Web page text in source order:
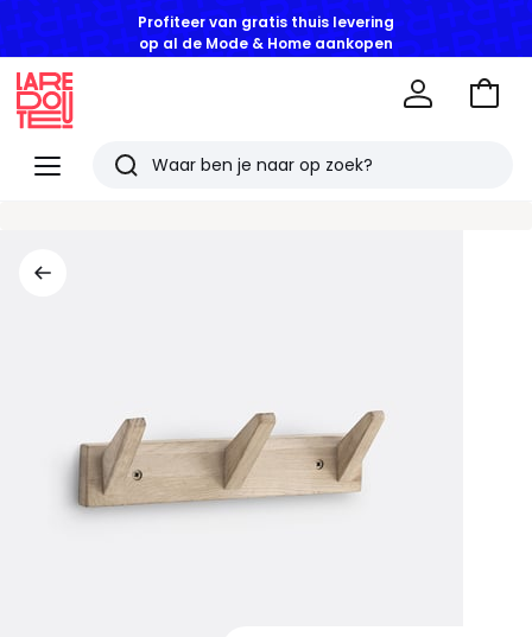
Profiteer van gratis thuis levering
op al de Mode & Home aankopen
Menu
Redoute
Zoeken
Naar